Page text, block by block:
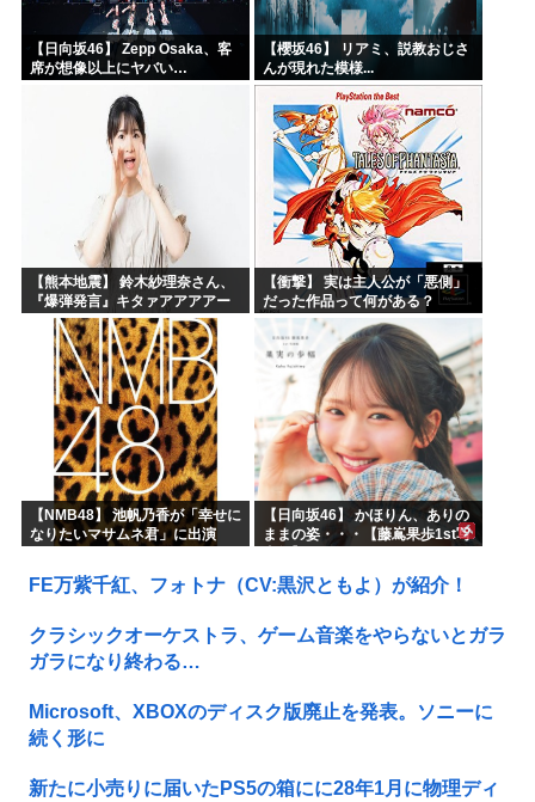
【日向坂46】 Zepp Osaka、客
席が想像以上にヤバい…
【櫻坂46】 リアミ、説教おじさ
んが現れた模様...
【熊本地震】 鈴木紗理奈さん、
『爆弾発言』キタァアアアアー
ーーーーー！！
【衝撃】 実は主人公が「悪側」
だった作品って何がある？
【NMB48】 池帆乃香が「幸せに
なりたいマサムネ君」に出演
【日向坂46】 かほりん、ありの
ままの姿・・・【藤嶌果歩1st写
FE万紫千紅、フォトナ（CV:黒沢ともよ）が紹介！
クラシックオーケストラ、ゲーム音楽をやらないとガラ
ガラになり終わる…
Microsoft、XBOXのディスク版廃止を発表。ソニーに
続く形に
新たに小売りに届いたPS5の箱にに28年1月に物理ディ